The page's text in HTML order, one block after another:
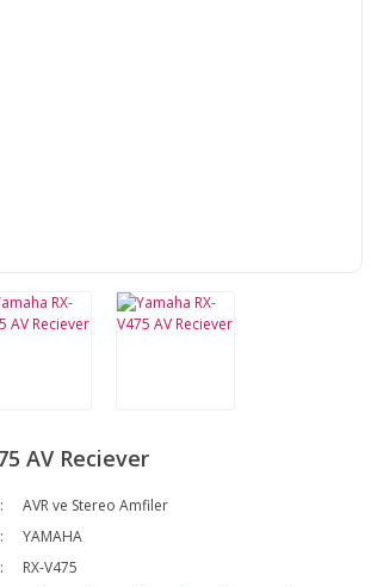
AV Reciever
AVR ve Stereo Amfiler
YAMAHA
RX-V475